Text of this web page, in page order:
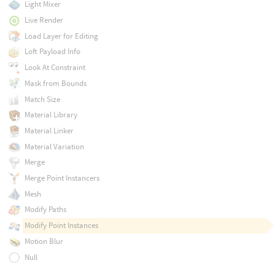
Light Mixer
Live Render
Load Layer for Editing
Loft Payload Info
Look At Constraint
Mask from Bounds
Match Size
Material Library
Material Linker
Material Variation
Merge
Merge Point Instancers
Mesh
Modify Paths
Modify Point Instances
Motion Blur
Null